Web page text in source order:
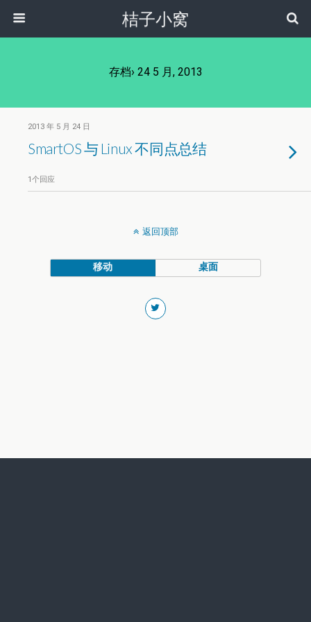
桔子小窝
存档› 24 5 月, 2013
2013 年 5 月 24 日
SmartOS 与 Linux 不同点总结
1个回应
返回顶部
移动 桌面